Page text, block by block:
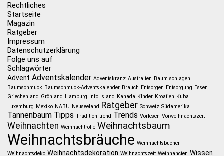
Rechtliches
Startseite
Magazin
Ratgeber
Impressum
Datenschutzerklärung
Folge uns auf
Schlagwörter
Advent Adventskalender Adventskranz Australien Baum schlagen
Baumschmuck Baumschmuck-Adventskalender Brauch Entsorgen Entsorgung Essen
Griechenland Grönland Hamburg Info Island Kanada KInder Kroatien Kuba
Luxemburg Mexiko NABU Neuseeland Ratgeber Schweiz Südamerika
Tannenbaum Tipps Tradition trend Trends Vorlesen Vorweihnachtszeit
Weihnachten Weihnachtrolle Weihnachtsbaum
Weihnachtsbräuche Weihnachtsbücher
Weihnachtsdeko Weihnachtsdekoration Weihnachtszeit Weihnahcten Wissen